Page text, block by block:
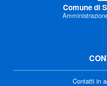
Comune di
Contatti in